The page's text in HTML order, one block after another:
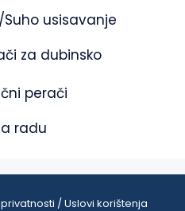
Suho usisavanje
za dubinsko
perači
radu
/ Uslovi korištenja